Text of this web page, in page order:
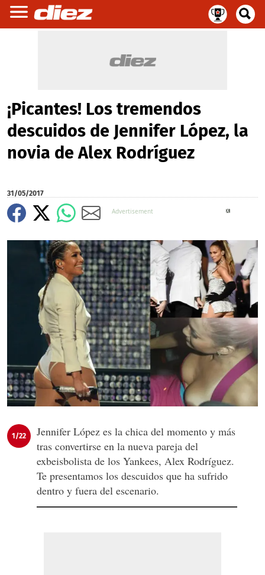
¡Picantes! Los tremendos
descuidos de Jennifer López, la
novia de Alex Rodríguez
31/05/2017
1/22
Jennifer López es la chica del momento y más
tras convertirse en la nueva pareja del
exbeisbolista de los Yankees, Alex Rodríguez.
Te presentamos los descuidos que ha sufrido
dentro y fuera del escenario.
X